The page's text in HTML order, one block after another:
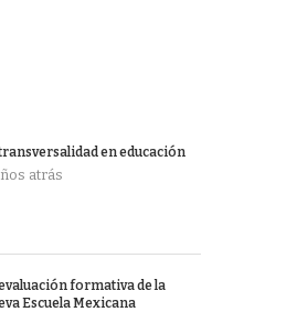
en educación
atrás
formativa de la
Escuela Mexicana